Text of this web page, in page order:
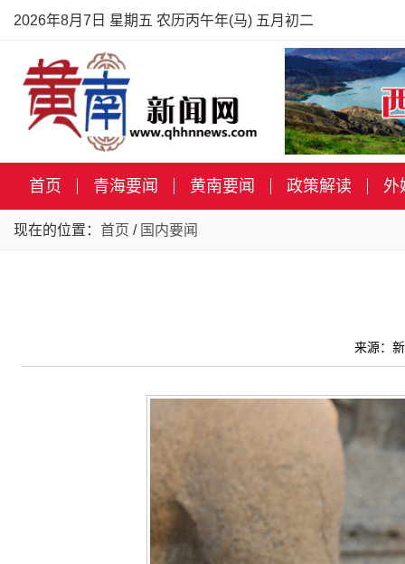
2026年8月7日 星期五 农历丙午年(马) 五月初二
首页 青海要闻 黄南要闻 政策解读 外
现在的位置： 首页 / 国内要闻
来源：